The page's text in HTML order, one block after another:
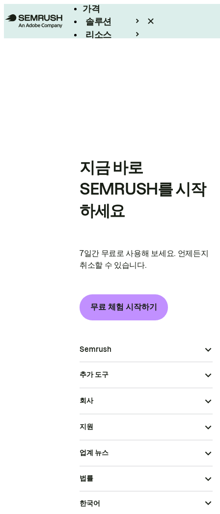
가격
솔루션
리소스
지금 바로
SEMRUSH를 시작
하세요
7일간 무료로 사용해 보세요. 언제든지
취소할 수 있습니다.
무료 체험 시작하기
Semrush
추가 도구
회사
지원
업계 뉴스
법률
한국어